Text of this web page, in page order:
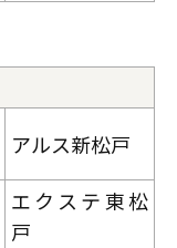
アルス新松戸
エクステ東松
戸